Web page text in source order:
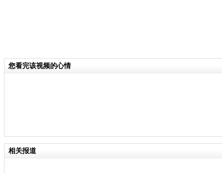
您看完该视频的心情
相关报道